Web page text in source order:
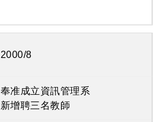
2000/8
奉准成立資訊管理系
新增聘三名教師